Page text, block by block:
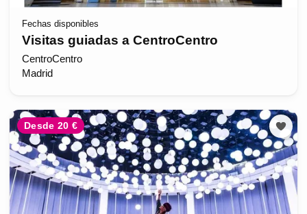
Fechas disponibles
Visitas guiadas a CentroCentro
CentroCentro
Madrid
Desde 20 €